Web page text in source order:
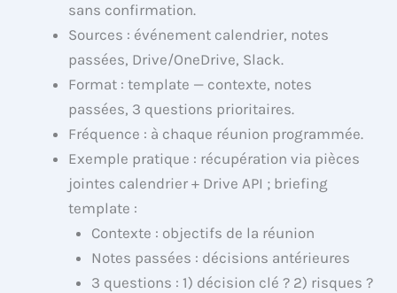
sans confirmation.
Sources : événement calendrier, notes
passées, Drive/OneDrive, Slack.
Format : template — contexte, notes
passées, 3 questions prioritaires.
Fréquence : à chaque réunion programmée.
Exemple pratique : récupération via pièces
jointes calendrier + Drive API ; briefing
template :
Contexte : objectifs de la réunion
Notes passées : décisions antérieures
3 questions : 1) décision clé ? 2) risques ?